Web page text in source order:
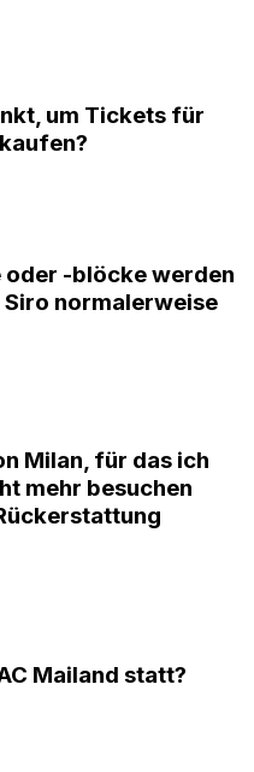
um Tickets für
-blöcke werden
normalerweise
Milan, für das ich
mehr besuchen
Mailand statt?